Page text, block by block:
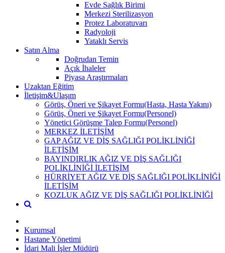
Evde Sağlık Birimi
Merkezi Sterilizasyon
Protez Laboratuvarı
Radyoloji
Yataklı Servis
Satın Alma
Doğrudan Temin
Açık İhaleler
Piyasa Araştırmaları
Uzaktan Eğitim
İletişim&Ulaşım
Görüş, Öneri ve Şikayet Formu(Hasta, Hasta Yakını)
Görüş, Öneri ve Şikayet Formu(Personel)
Yönetici Görüşme Talep Formu(Personel)
MERKEZ İLETİŞİM
GAP AĞIZ VE DİŞ SAĞLIĞI POLİKLİNİĞİ
İLETİŞİM
BAYINDIRLIK AĞIZ VE DİŞ SAĞLIĞI
POLİKLİNİĞİ İLETİŞİM
HÜRRİYET AĞIZ VE DİŞ SAĞLIĞI POLİKLİNİĞİ
İLETİŞİM
KOZLUK AĞIZ VE DİŞ SAĞLIĞI POLİKLİNİĞİ
Kurumsal
Hastane Yönetimi
İdari Mali İşler Müdürü